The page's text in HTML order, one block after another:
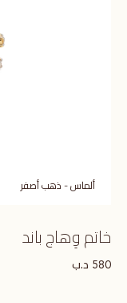
ألماس - ذهب أصفر
خاتم وِهاج باند
580 د.ب